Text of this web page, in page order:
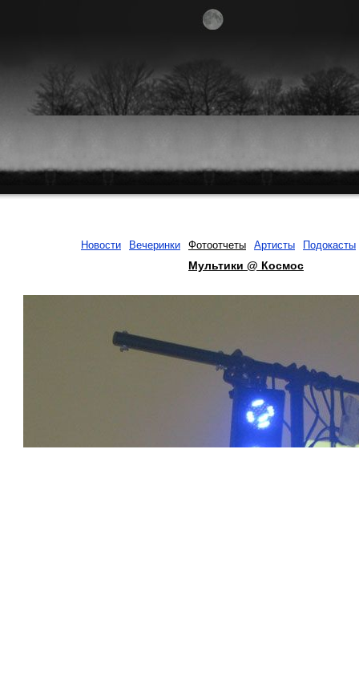
Новости Вечеринки Фотоотчеты Артисты Подокасты
Мультики @ Космос